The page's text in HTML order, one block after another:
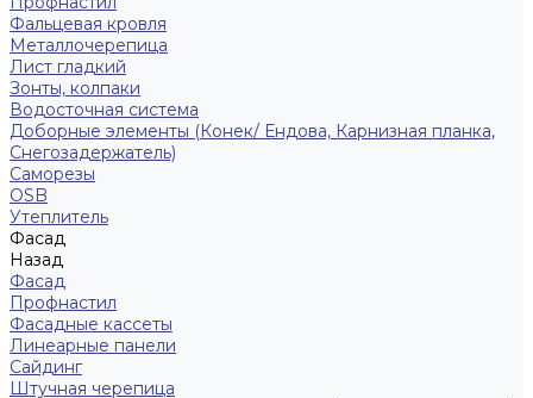
Фальцевая кровля
Металлочерепица
Лист гладкий
Зонты, колпаки
Водосточная система
Доборные элементы (Конек/ Ендова, Карнизная планка,
Снегозадержатель)
Саморезы
ОSB
Утеплитель
Фасад
Назад
Фасад
Профнастил
Фасадные кассеты
Линеарные панели
Сайдинг
Штучная черепица